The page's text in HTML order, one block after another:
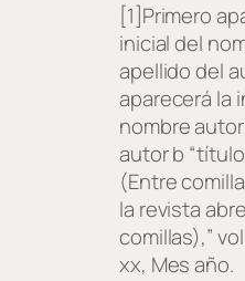
[1]Primero
inicial del
apellido del
aparecerá la
nombre
autor b
(Entre
la revista
comillas),”
xx, Mes año.